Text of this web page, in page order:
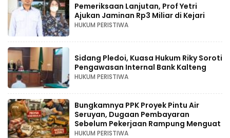
Pemeriksaan Lanjutan, Prof Yetri
Ajukan Jaminan Rp3 Miliar di Kejari
HUKUM PERISTIWA
Sidang Pledoi, Kuasa Hukum Riky Soroti
Pengawasan Internal Bank Kalteng
HUKUM PERISTIWA
Bungkamnya PPK Proyek Pintu Air
Seruyan, Dugaan Pembayaran
Sebelum Pekerjaan Rampung Menguat
HUKUM PERISTIWA